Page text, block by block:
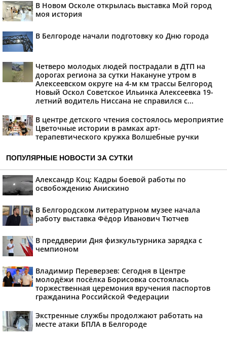
В Новом Осколе открылась выставка Мой город
моя история
В Белгороде начали подготовку ко Дню города
Четверо молодых людей пострадали в ДТП на
дорогах региона за сутки Накануне утром в
Алексеевском округе на 4-м км трассы Белгород
Новый Оскол Советское Ильинка Алексеевка 19-
летний водитель Ниссана не справился с...
В центре детского чтения состоялось мероприятие
Цветочные истории в рамках арт-
терапевтического кружка Волшебные ручки
ПОПУЛЯРНЫЕ НОВОСТИ ЗА СУТКИ
Александр Коц: Кадры боевой работы по
освобождению Анискино
В Белгородском литературном музее начала
работу выставка Фёдор Иванович Тютчев
В преддверии Дня физкультурника зарядка с
чемпионом
Владимир Переверзев: Сегодня в Центре
молодёжи посёлка Борисовка состоялась
торжественная церемония вручения паспортов
гражданина Российской Федерации
Экстренные службы продолжают работать на
месте атаки БПЛА в Белгороде